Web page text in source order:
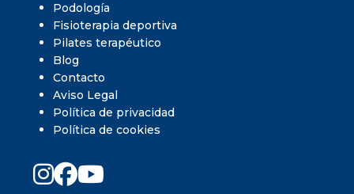
Podología
Fisioterapia deportiva
Pilates terapéutico
Blog
Contacto
Aviso Legal
Política de privacidad
Política de cookies